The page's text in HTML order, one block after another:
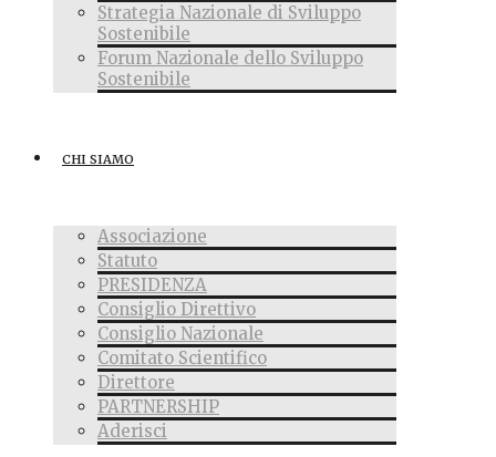
Strategia Nazionale di Sviluppo
Sostenibile
Forum Nazionale dello Sviluppo
Sostenibile
CHI SIAMO
Associazione
Statuto
PRESIDENZA
Consiglio Direttivo
Consiglio Nazionale
Comitato Scientifico
Direttore
PARTNERSHIP
Aderisci